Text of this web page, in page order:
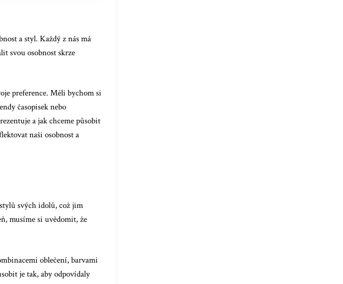
a styl. Každý z nás má
svou osobnost skrze
preference. Měli bychom si
časopisek nebo
a jak chceme působit
naši osobnost a
svých idolů, což jim
musíme si uvědomit, že
oblečení, barvami
je tak, aby odpovídaly